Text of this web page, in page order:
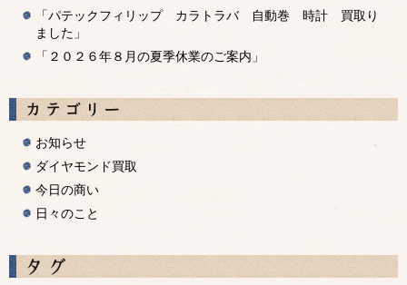
「パテックフィリップ カラトラバ 自動巻 時計 買取り
ました」
「２０２６年８月の夏季休業のご案内」
お知らせ
ダイヤモンド買取
今日の商い
日々のこと